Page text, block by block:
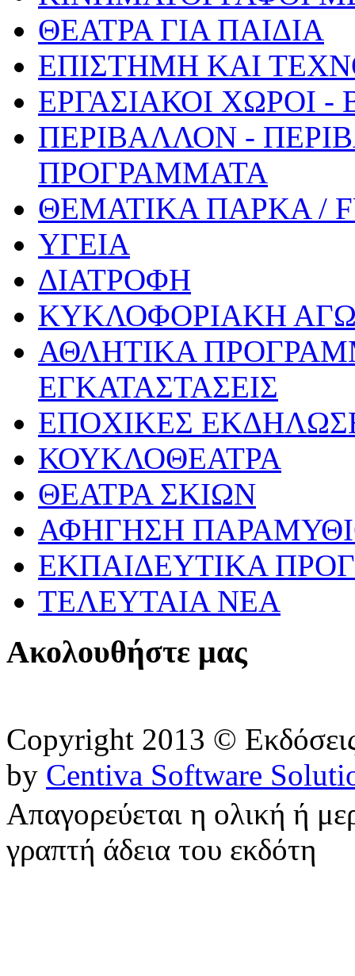
ΘΕΑΤΡΑ ΓΙΑ ΠΑΙΔΙΑ
ΕΠΙΣΤΗΜΗ ΚΑΙ
ΕΡΓΑΣΙΑΚΟΙ ΧΩΡΟΙ
ΠΕΡΙΒΑΛΛΟΝ -
ΠΡΟΓΡΑΜΜΑΤΑ
ΘΕΜΑΤΙΚΑ ΠΑΡΚΑ /
ΥΓΕΙΑ
ΔΙΑΤΡΟΦΗ
ΚΥΚΛΟΦΟΡΙΑΚΗ
ΑΘΛΗΤΙΚΑ
ΕΓΚΑΤΑΣΤΑΣΕΙΣ
ΕΠΟΧΙΚΕΣ
ΚΟΥΚΛΟΘΕΑΤΡΑ
ΘΕΑΤΡΑ ΣΚΙΩΝ
ΑΦΗΓΗΣΗ
ΕΚΠΑΙΔΕΥΤΙΚΑ
ΤΕΛΕΥΤΑΙΑ ΝΕΑ
Ακολουθήστε μας
Copyright 2013 ©
by Centiva Software
Απαγορεύεται η ολική ή
γραπτή άδεια του εκδότη